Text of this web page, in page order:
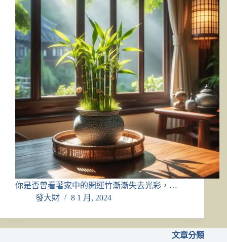
你是否曾看著家中的開運竹漸漸失去光彩，…
發大財
8 1 月, 2024
文章分類